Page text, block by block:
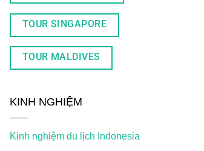
TOUR SINGAPORE
TOUR MALDIVES
KINH NGHIỆM
Kinh nghiệm du lịch Indonesia